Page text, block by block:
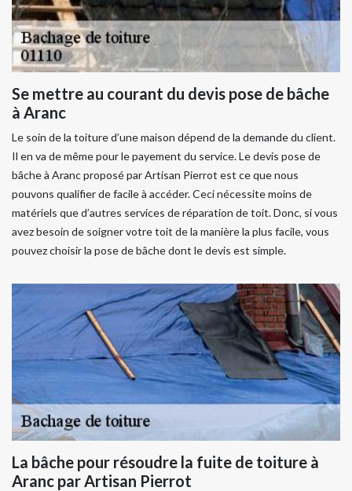
Se mettre au courant du devis pose de bâche
à Aranc
Le soin de la toiture d’une maison dépend de la demande du client.
Il en va de même pour le payement du service. Le devis pose de
bâche à Aranc proposé par Artisan Pierrot est ce que nous
pouvons qualifier de facile à accéder. Ceci nécessite moins de
matériels que d’autres services de réparation de toit. Donc, si vous
avez besoin de soigner votre toit de la manière la plus facile, vous
pouvez choisir la pose de bâche dont le devis est simple.
La bâche pour résoudre la fuite de toiture à
Aranc par Artisan Pierrot